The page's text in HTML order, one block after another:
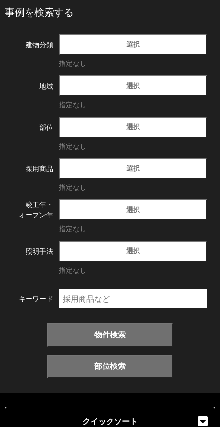
事例を検索する
建物分類 選択
指定なし
地域 選択
指定なし
部位 選択
指定なし
採用商品 選択
指定なし
竣工年・
オープン年
選択
指定なし
照明手法 選択
指定なし
キーワード
物件検索
部位検索
クイックソート